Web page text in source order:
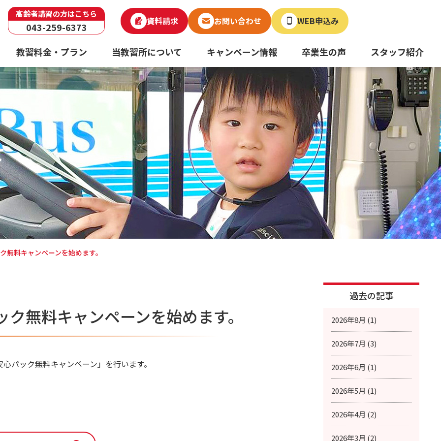
高齢者講習の方はこちら
043-259-6373 資料請求 お問い合わせ WEB申込み
教習料金・プラン 当教習所について キャンペーン情報 卒業生の声 スタッフ紹介
無料キャンペーンを始めます。
無料キャンペーンを始めます。
パック無料キャンペーン」を行います。
過去の記事
2026年8月 (1)
2026年7月 (3)
2026年6月 (1)
2026年5月 (1)
2026年4月 (2)
2026年3月 (2)